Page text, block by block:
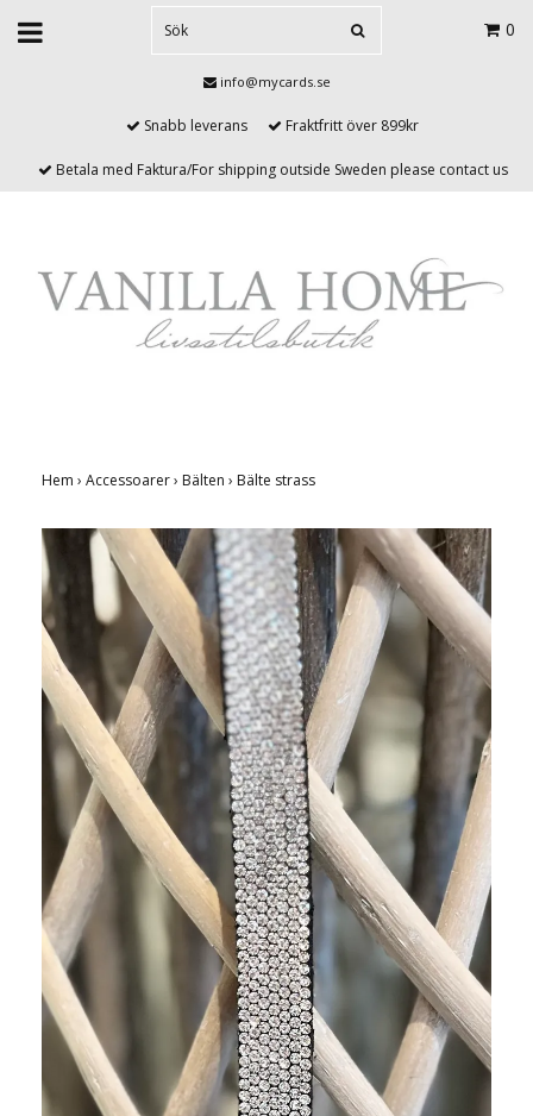
0
info@mycards.se
Snabb leverans Fraktfritt över 899kr
Betala med Faktura/For shipping outside Sweden please contact us
Hem › Accessoarer› Bälten › Bälte strass